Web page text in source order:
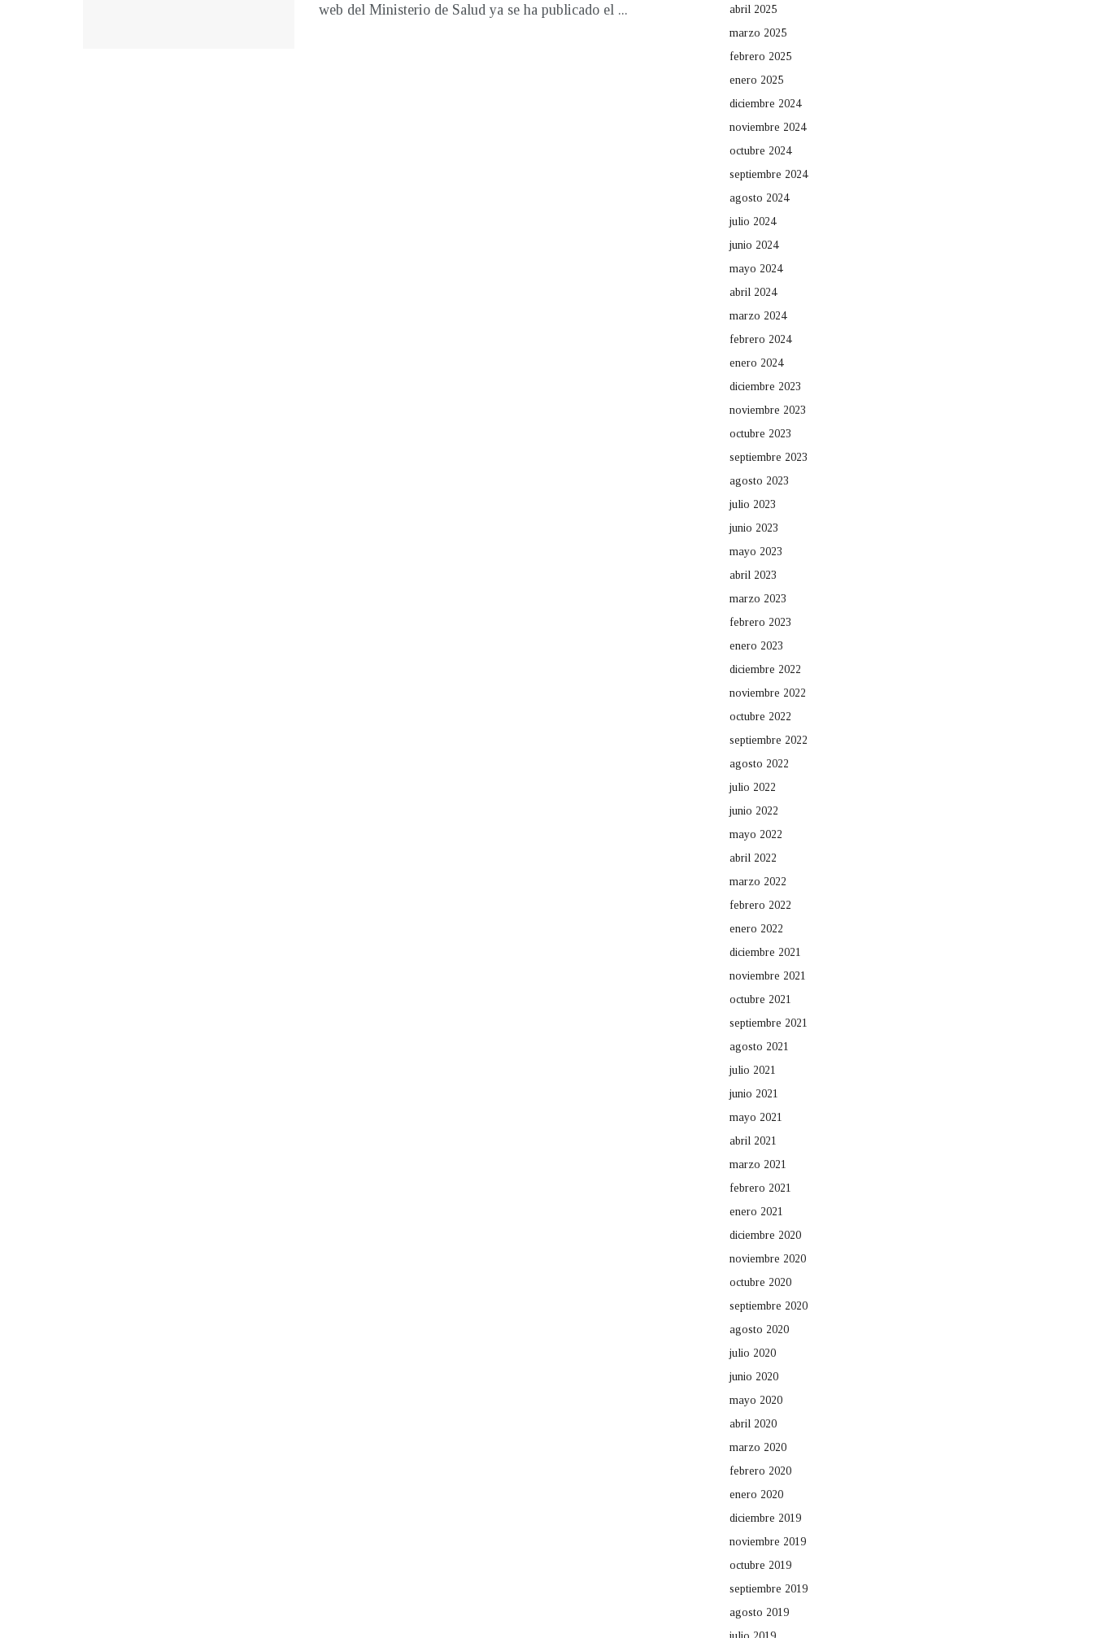
web del Ministerio de Salud ya se ha publicado el ...
abril 2025
marzo 2025
febrero 2025
enero 2025
diciembre 2024
noviembre 2024
octubre 2024
septiembre 2024
agosto 2024
julio 2024
junio 2024
mayo 2024
abril 2024
marzo 2024
febrero 2024
enero 2024
diciembre 2023
noviembre 2023
octubre 2023
septiembre 2023
agosto 2023
julio 2023
junio 2023
mayo 2023
abril 2023
marzo 2023
febrero 2023
enero 2023
diciembre 2022
noviembre 2022
octubre 2022
septiembre 2022
agosto 2022
julio 2022
junio 2022
mayo 2022
abril 2022
marzo 2022
febrero 2022
enero 2022
diciembre 2021
noviembre 2021
octubre 2021
septiembre 2021
agosto 2021
julio 2021
junio 2021
mayo 2021
abril 2021
marzo 2021
febrero 2021
enero 2021
diciembre 2020
noviembre 2020
octubre 2020
septiembre 2020
agosto 2020
julio 2020
junio 2020
mayo 2020
abril 2020
marzo 2020
febrero 2020
enero 2020
diciembre 2019
noviembre 2019
octubre 2019
septiembre 2019
agosto 2019